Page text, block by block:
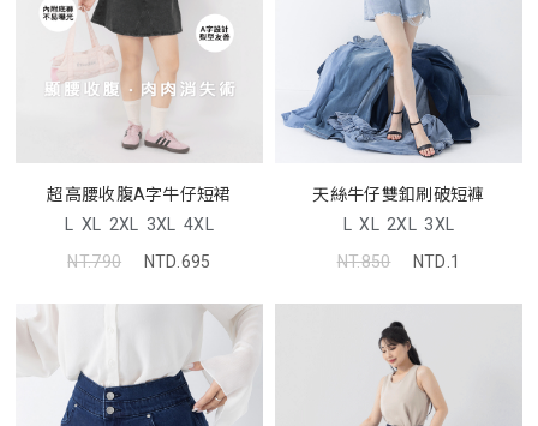
超高腰收腹A字牛仔短裙
L XL 2XL 3XL 4XL
NT.790
NTD.695
天絲牛仔雙釦刷破短褲
L XL 2XL 3XL
NT.850
NTD.1